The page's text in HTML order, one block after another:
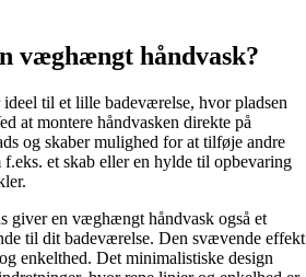
væghængt håndvask?
til et lille badeværelse, hvor pladsen
at montere håndvasken direkte på
og skaber mulighed for at tilføje andre
f.eks. et skab eller en hylde til opbevaring
giver en væghængt håndvask også et
til dit badeværelse. Den svævende effekt
enkelthed. Det minimalistiske design